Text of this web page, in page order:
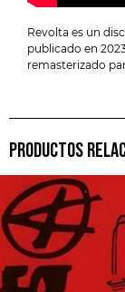
Revolta es un
publicado en
remasterizado
PRODUCTOS